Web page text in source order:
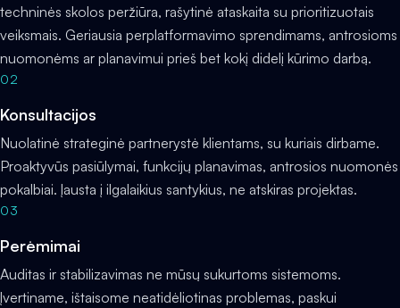
techninės skolos peržiūra, rašytinė ataskaita su prioritizuotais
veiksmais. Geriausia perplatformavimo sprendimams, antrosioms
nuomonėms ar planavimui prieš bet kokį didelį kūrimo darbą.
02
Konsultacijos
Nuolatinė strateginė partnerystė klientams, su kuriais dirbame.
Proaktyvūs pasiūlymai, funkcijų planavimas, antrosios nuomonės
pokalbiai. Įausta į ilgalaikius santykius, ne atskiras projektas.
03
Perėmimai
Auditas ir stabilizavimas ne mūsų sukurtoms sistemoms.
Įvertiname, ištaisome neatidėliotinas problemas, paskui